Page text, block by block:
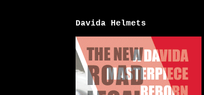
Davida Helmets